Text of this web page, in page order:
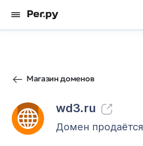
Магазин доменов
wd3.ru
Домен продаётся